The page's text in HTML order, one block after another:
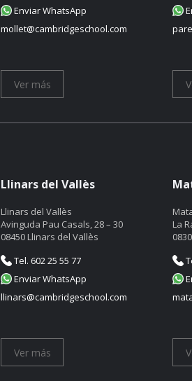
Enviar WhatsApp
mollet@cambridgeschool.com
Ver más
Llinars del Vallès
Llinars del Vallès
Avinguda Pau Casals, 28 – 30
08450 Llinars del Vallès
Tel. 602 25 55 77
Enviar WhatsApp
llinars@cambridgeschool.com
Ver más
La